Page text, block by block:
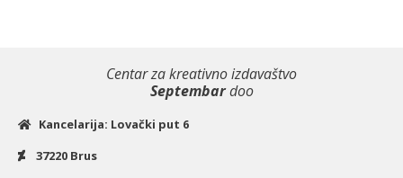
Centar za kreativno izdavaštvo
Septembardoo
Kancelarija: Lovački put 6
37220 Brus